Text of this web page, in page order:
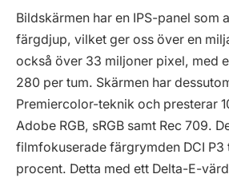
Bildskärmen har en IPS-panel som
färgdjup, vilket ger oss över en
också över 33 miljoner pixel, med
280 per tum. Skärmen har
Premiercolor-teknik och presterar
Adobe RGB, sRGB samt Rec 709.
filmfokuserade färgrymden DCI P3
procent. Detta med ett Delta-E-